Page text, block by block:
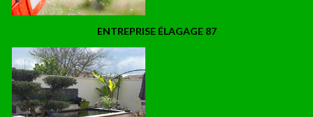
ENTREPRISE ÉLAGAGE 87